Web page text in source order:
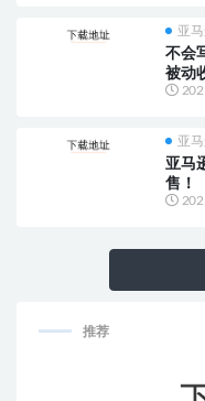
亚
不会
被动
亚
亚马
售！
推荐